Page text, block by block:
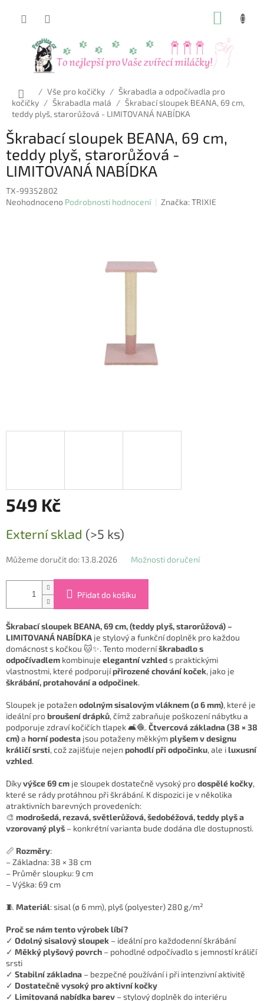
Domů
/ Vše pro kočičky / Škrabadla a odpočívadla pro
kočičky / Škrabadla malá / Škrabací sloupek BEANA, 69 cm,
teddy plyš, starorůžová - LIMITOVANÁ NABÍDKA
Škrabací sloupek BEANA, 69 cm,
teddy plyš, starorůžová -
LIMITOVANÁ NABÍDKA
TX-99352802
Průměrné
Neohodnoceno Podrobnosti hodnocení Značka:TRIXIE
549 Kč
cena:
Externí sklad (>5 ks)
Můžeme doručit do:13.8.2026 Možnosti doručení
Přidat do košíku
Škrabací sloupek BEANA, 69 cm, (teddy plyš, starorůžová) –
LIMITOVANÁ NABÍDKA je stylový a funkční doplněk pro každou
domácnost s kočkou 🐱✨. Tento moderníškrabadlo s
odpočívadlem kombinuje elegantní vzhleds praktickými
vlastnostmi, které podporujípřirozené chování koček, jako je
škrábání, protahování a odpočinek.
Sloupek je potažen odolným sisalovým vláknem (ø 6 mm), které je
ideální probroušení drápků, čímž zabraňuje poškození nábytku a
podporuje zdraví kočičích tlapek 🛋️🧶. Čtvercová základna (38 × 38
cm)a horní podesta jsou potaženy měkkýmplyšem v designu
králičí srsti, což zajišťuje nejen pohodlí při odpočinku, ale iluxusní
vzhled.
Díkyvýšce 69 cm je sloupek dostatečně vysoký prodospělé kočky,
které se rády protáhnou při škrábání. K dispozici je v několika
atraktivních barevných provedeních:
🎨 modrošedá, rezavá, světlerůžová, šedobéžová, teddy plyš a
vzorovaný plyš – konkrétní varianta bude dodána dle dostupnosti.
📏 Rozměry:
– Základna: 38 × 38 cm
– Průměr sloupku: 9 cm
– Výška: 69 cm
🧵 Materiál: sisal (ø 6 mm), plyš (polyester) 280 g/m²
Proč se nám tento výrobek líbí?
✓ Odolný sisalový sloupek – ideální pro každodenní škrábání
✓ Měkký plyšový povrch – pohodlné odpočívadlo s jemností králičí
srsti
✓ Stabilní základna – bezpečné používání i při intenzivní aktivitě
✓ Dostatečně vysoký pro aktivní kočky
✓ Limitovaná nabídka barev – stylový doplněk do interiéru